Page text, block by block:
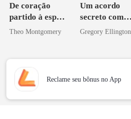
De coração
partido à esposa
de um bilionário
Theo Montgomery
Um acordo
secreto com
meu chefe
Gregory Ellington
Reclame seu bônus no App